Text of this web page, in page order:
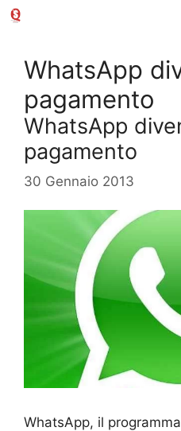
Vai
WhatsApp
pagamento
WhatsApp
pagamento
30 Gennaio 2013
WhatsApp, il